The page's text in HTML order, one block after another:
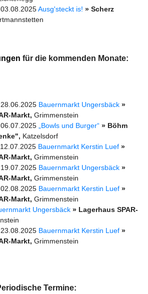
Ausg'steckt is! » Scherz
für die kommenden Monate:
Bauernmarkt Ungersbäck »
Markt, Grimmenstein
„Bowls und Burger“ » Böhm
Katzelsdorf
Bauernmarkt Kerstin Luef »
Markt, Grimmenstein
Bauernmarkt Ungersbäck »
Markt, Grimmenstein
Bauernmarkt Kerstin Luef »
Markt, Grimmenstein
Ungersbäck » Lagerhaus SPAR-
Bauernmarkt Kerstin Luef »
Markt, Grimmenstein
Termine: